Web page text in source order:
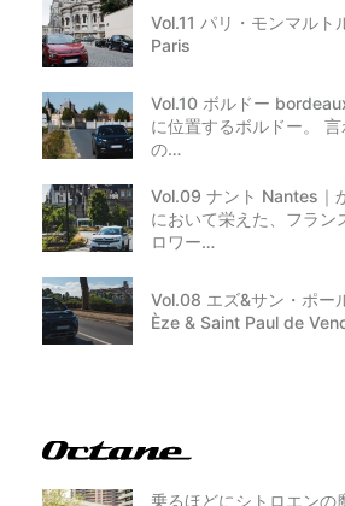
Vol.11 パリ・モンマル
Paris
Vol.10 ボルドー
に位置するボルドー。
の…
Vol.09 ナント Nantes｜
において栄えた、フラン
ロワー…
Vol.08 エズ&サン・ポー
Èze & Saint Paul de
乗るほどにシトロエンの